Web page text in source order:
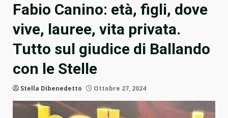
Fabio Canino: età, figli, dove
vive, lauree, vita privata.
Tutto sul giudice di Ballando
con le Stelle
Stella Dibenedetto Ottobre 27, 2024